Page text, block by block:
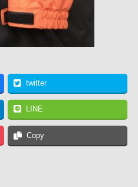
twitter
LINE
Copy